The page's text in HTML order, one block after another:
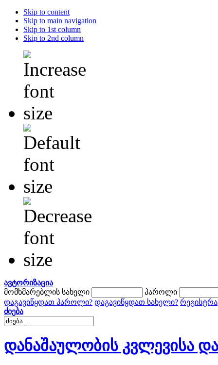
Skip to content
Skip to main navigation
Skip to 1st column
Skip to 2nd column
ავტორიზაცია
მომხმარებლის სახელი
პაროლი
დაგავიწყდათ პაროლი? დაგავიწყდათ სახელი?
ძიება
დანაშაულობის კვლევისა